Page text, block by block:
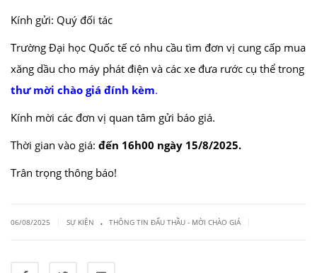
Kính gửi: Quý đối tác
Trường Đại học Quốc tế có nhu cầu tìm đơn vị cung cấp mua
xăng dầu cho máy phát điện và các xe đưa rước cụ thể trong
thư mời chào giá đính kèm.
Kính mời các đơn vị quan tâm gửi báo giá.
Thời gian vào giá: đến 16h00 ngày 15/8/2025.
Trân trọng thông báo!
06/08/2025 SỰ KIỆN . THÔNG TIN ĐẤU THẦU - MỜI CHÀO GIÁ